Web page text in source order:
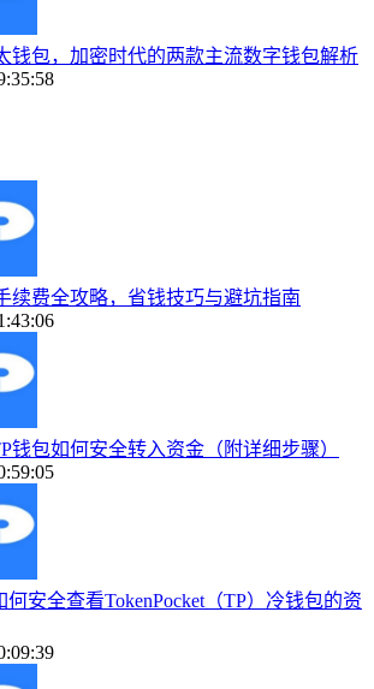
钱包，加密时代的两款主流数字钱包解析
续费全攻略，省钱技巧与避坑指南
钱包如何安全转入资金（附详细步骤）
安全查看TokenPocket（TP）冷钱包的资